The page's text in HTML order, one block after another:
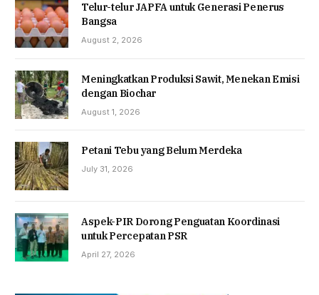
Telur-telur JAPFA untuk Generasi Penerus
Bangsa
August 2, 2026
Meningkatkan Produksi Sawit, Menekan Emisi
dengan Biochar
August 1, 2026
Petani Tebu yang Belum Merdeka
July 31, 2026
Aspek-PIR Dorong Penguatan Koordinasi
untuk Percepatan PSR
April 27, 2026